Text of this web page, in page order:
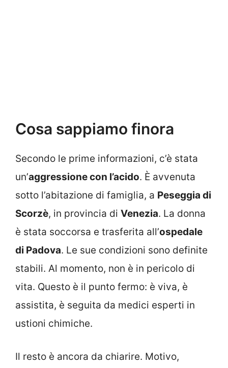
Cosa sappiamo finora
Secondo le prime informazioni, c’è stata
un’aggressione con l’acido. È avvenuta
sotto l’abitazione di famiglia, a Peseggia di
Scorzè, in provincia di Venezia. La donna
è stata soccorsa e trasferita all’ospedale
di Padova. Le sue condizioni sono definite
stabili. Al momento, non è in pericolo di
vita. Questo è il punto fermo: è viva, è
assistita, è seguita da medici esperti in
ustioni chimiche.
Il resto è ancora da chiarire. Motivo,